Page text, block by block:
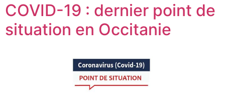
COVID-19 : dernier point de
situation en Occitanie